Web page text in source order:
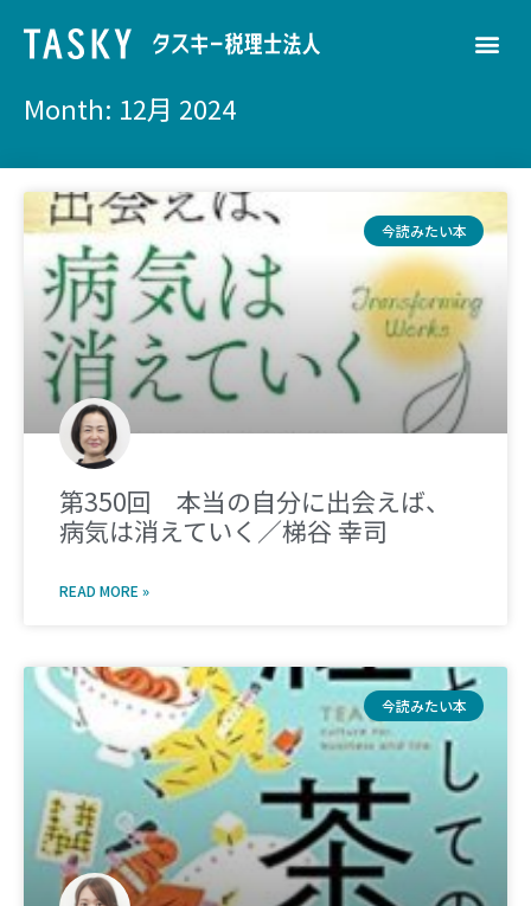
Month: 12月 2024
今読みたい本
第350回 本当の自分に出会えば、
病気は消えていく／梯谷 幸司
READ MORE »
今読みたい本